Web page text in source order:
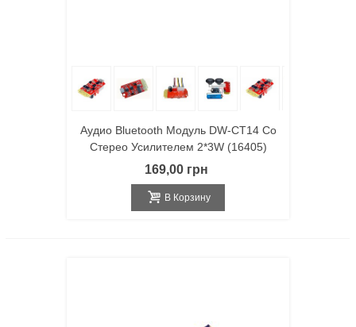
Аудио Bluetooth Модуль DW-CT14 Со
Стерео Усилителем 2*3W (16405)
169,00 грн
В Корзину